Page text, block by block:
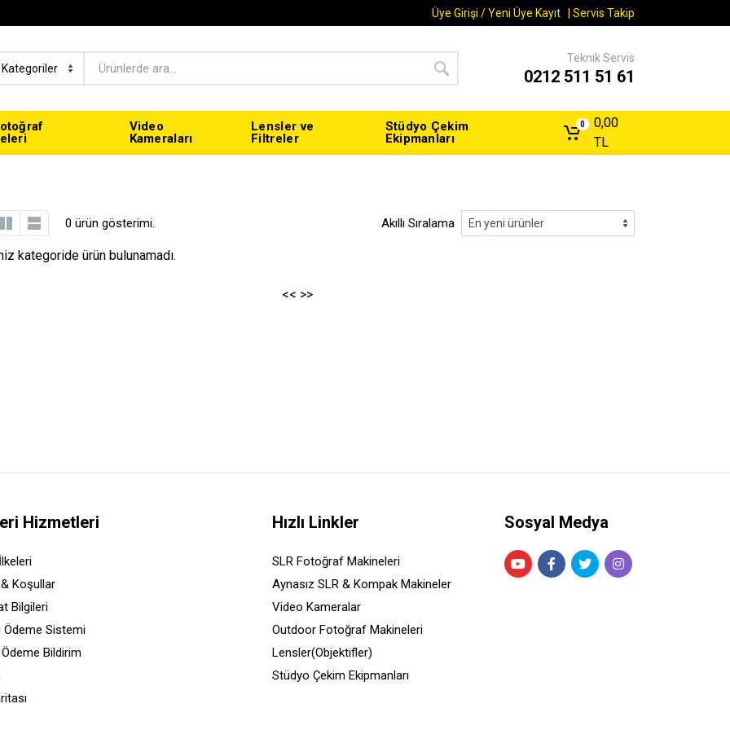
Üye Girişi / Yeni Üye Kayıt Servis Takip
Teknik Servis
0212 511 51 61
Video
Kameraları
Lensler ve
Filtreler
Stüdyo Çekim
Ekipmanları
0
0,00
TL
0 ürün gösterimi. Akıllı Sıralama
kategoride ürün bulunamadı.
<< >>
Hizmetleri
Koşullar
Bilgileri
Ödeme Sistemi
Bildirim
Hızlı Linkler
SLR Fotoğraf Makineleri
Aynasız SLR & Kompak Makineler
Video Kameralar
Outdoor Fotoğraf Makineleri
Lensler(Objektifler)
Stüdyo Çekim Ekipmanları
Sosyal Medya